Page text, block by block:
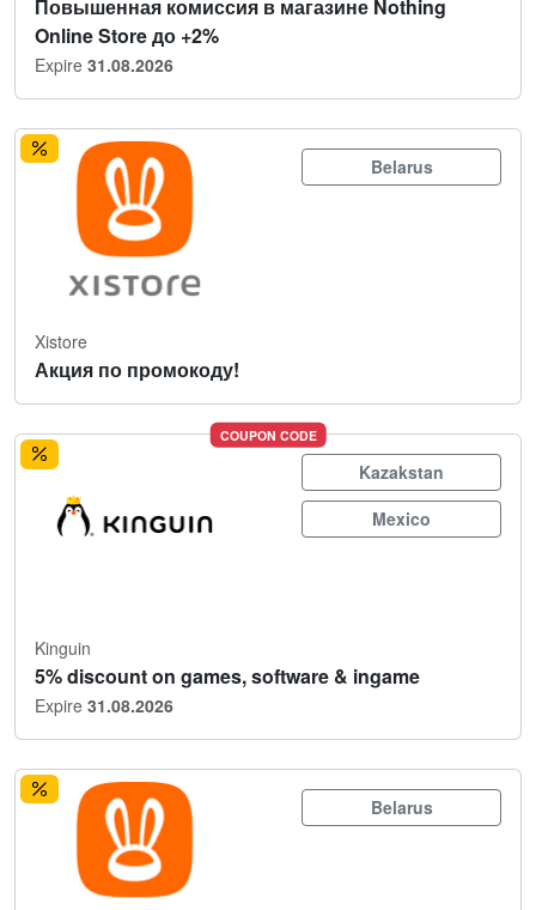
Повышенная комиссия в магазине Nothing
Online Store до +2%
Expire 31.08.2026
Belarus
Xistore
Акция по промокоду!
COUPON CODE
Kazakstan
Mexico
Kinguin
5% discount on games, software & ingame
Expire 31.08.2026
Belarus